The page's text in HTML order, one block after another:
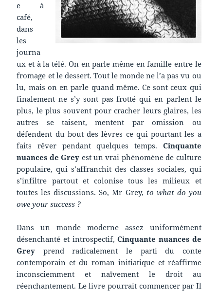
e à
café,
dans
les
journa
ux et à la télé. On en parle même en famille entre le
fromage et le dessert. Tout le monde ne l’a pas vu ou
lu, mais on en parle quand même. Ce sont ceux qui
finalement ne s’y sont pas frotté qui en parlent le
plus, le plus souvent pour cracher leurs glaires, les
autres se taisent, mentent par omission ou
défendent du bout des lèvres ce qui pourtant les a
faits rêver pendant quelques temps. Cinquante
nuances de Grey est un vrai phénomène de culture
populaire, qui s’affranchit des classes sociales, qui
s’infiltre partout et colonise tous les milieux et
toutes les discussions. So, Mr Grey, to what do you
owe your success ?
Dans un monde moderne assez uniformément
désenchanté et introspectif,Cinquante nuances de
Grey prend radicalement le parti du conte
contemporain et du roman initiatique et réaffirme
inconsciemment et naïvement le droit au
réenchantement. Le livre pourrait commencer par Il